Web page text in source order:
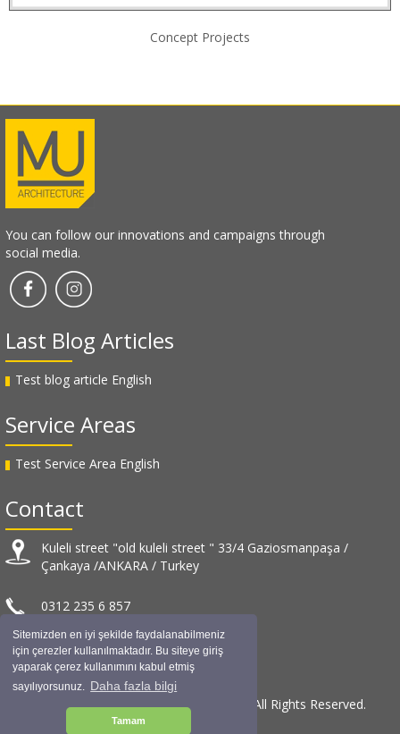
Sitemizden en iyi şekilde faydalanabilmeniz
için çerezler kullanılmaktadır. Bu siteye giriş
yaparak çerez kullanımını kabul etmiş
sayılıyorsunuz. Daha fazla bilgi
Tamam
Concept Projects
You can follow our innovations and campaigns through
social media.
Last Blog Articles
Test blog article English
Service Areas
Test Service Area English
Contact
Kuleli street "old kuleli street " 33/4 Gaziosmanpaşa /
Çankaya /ANKARA / Turkey
0312 235 6 857
info@muratuslu.net
© Murat USLU Architectural Design / 2019 All Rights Reserved.